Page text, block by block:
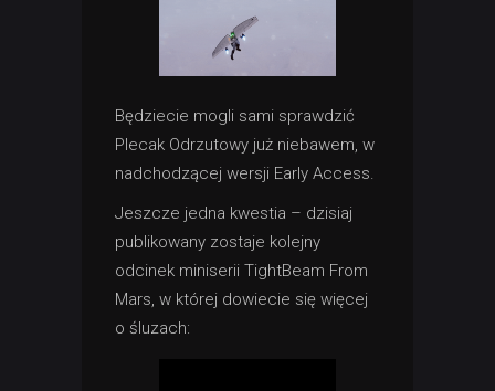
Będziecie mogli sami sprawdzić
Plecak Odrzutowy już niebawem, w
nadchodzącej wersji Early Access.
Jeszcze jedna kwestia – dzisiaj
publikowany zostaje kolejny
odcinek miniserii TightBeam From
Mars, w której dowiecie się więcej
o śluzach: